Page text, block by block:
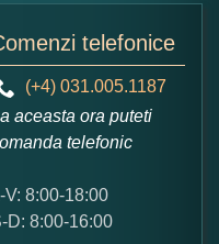
5
telefonice
(+4) 031.005.1187
aceasta ora puteti
telefonic
V: 8:00-18:00
D: 8:00-16:00